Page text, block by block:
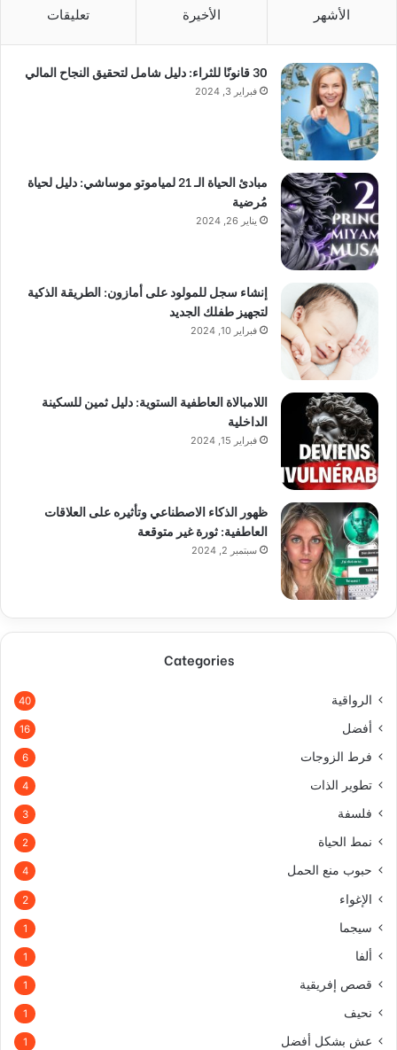
الأشهر الأخيرة تعليقات
30 قانونًا للثراء: دليل شامل لتحقيق النجاح المالي
فبراير 3, 2024
مبادئ الحياة الـ 21 لمياموتو موساشي: دليل لحياة
مُرضية
يناير 26, 2024
إنشاء سجل للمولود على أمازون: الطريقة الذكية
لتجهيز طفلك الجديد
فبراير 10, 2024
اللامبالاة العاطفية الستوية: دليل ثمين للسكينة
الداخلية
فبراير 15, 2024
ظهور الذكاء الاصطناعي وتأثيره على العلاقات
العاطفية: ثورة غير متوقعة
سبتمبر 2, 2024
Categories
الرواقية 40
أفضل 16
فرط الزوجات 6
تطوير الذات 4
فلسفة 3
نمط الحياة 2
حبوب منع الحمل 4
الإغواء 2
سيجما 1
ألفا 1
قصص إفريقية 1
نحيف 1
عش بشكل أفضل 1